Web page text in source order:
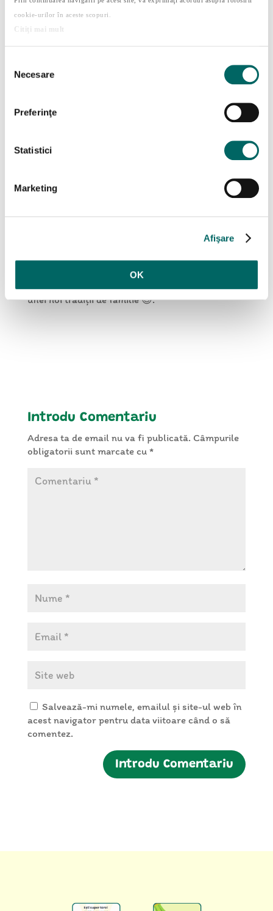
cookie-urilor în aceste scopuri.
Citiţi mai mult
consimțământului
Necesare
Preferinţe
Statistici
Marketing
Afişare
OK
acceptare. Acestea sunt fundamentale pentru
și nu
pot urmări povestea descifrând cuvintele de pe
pagină, poți începe prin a privi împreună
acestea. Ce crede copilul că se va întampla? Care
sunt personajele care apar în majoritatea
povestea, te poți opri din când în când pentru a
vă uita cu atenție la imagini din nou. Care sunt
Așadar, oricare este vârsta copilului tău,
petreceți după-amiaza sau seara de miercuri din
această săptămână luând o carte și citind-o
unei noi tradiții de familie 😊.
Introdu Comentariu
Adresa ta de email nu va fi publicată. Câmpurile
obligatorii sunt marcate cu *
Salvează-mi numele, emailul și site-ul web în
acest navigator pentru data viitoare când o să
comentez.